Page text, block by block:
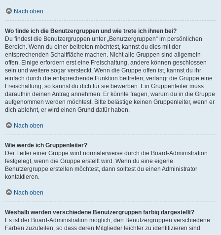
Nach oben
Wo finde ich die Benutzergruppen und wie trete ich ihnen bei?
Du findest die Benutzergruppen unter „Benutzergruppen“ im persönlichen
Bereich. Wenn du einer beitreten möchtest, kannst du dies mit der
entsprechenden Schaltfläche machen. Nicht alle Gruppen sind allgemein
offen. Einige erfordern erst eine Freischaltung, andere können geschlossen
sein und weitere sogar versteckt. Wenn die Gruppe offen ist, kannst du ihr
einfach durch die entsprechende Funktion beitreten; verlangt die Gruppe eine
Freischaltung, so kannst du dich für sie bewerben. Ein Gruppenleiter muss
daraufhin deinen Antrag annehmen. Er könnte fragen, warum du in die Gruppe
aufgenommen werden möchtest. Bitte belästige keinen Gruppenleiter, wenn er
dich ablehnt, er wird einen Grund dafür haben.
Nach oben
Wie werde ich Gruppenleiter?
Der Leiter einer Gruppe wird normalerweise durch die Board-Administration
festgelegt, wenn die Gruppe erstellt wird. Wenn du eine eigene
Benutzergruppe erstellen möchtest, dann solltest du einen Administrator
kontaktieren.
Nach oben
Weshalb werden verschiedene Benutzergruppen farbig dargestellt?
Es ist der Board-Administration möglich, den Benutzergruppen verschiedene
Farben zuzuteilen, so dass deren Mitglieder leichter zu identifizieren sind.